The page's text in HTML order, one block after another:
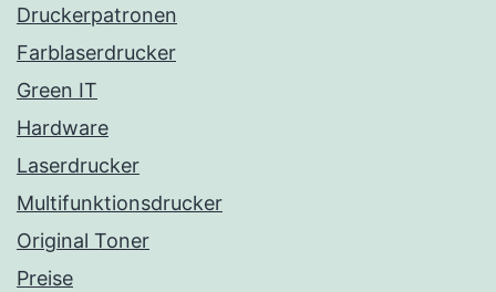
Druckerpatronen
Farblaserdrucker
Green IT
Hardware
Laserdrucker
Multifunktionsdrucker
Original Toner
Preise